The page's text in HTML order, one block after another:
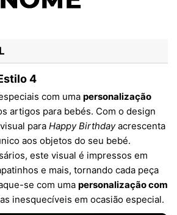
4
com uma personalização
artigos para bebés. Com o design
para Happy Birthdayacrescenta
aos objetos do seu bebé.
este visual é impressos em
e mais, tornando cada peça
se com uma personalização com
inesquecíveis em ocasião especial.